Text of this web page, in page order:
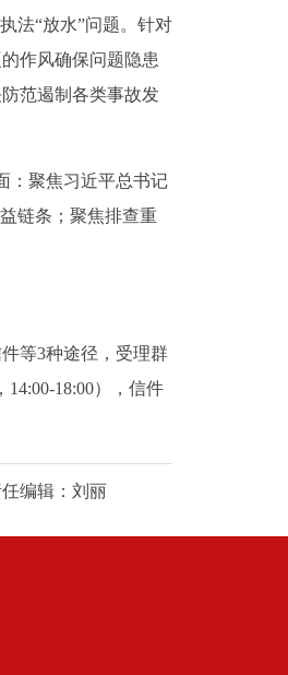
法“放水”问题。针对
作风确保问题隐患
范遏制各类事故发
：聚焦习近平总书记
链条；聚焦排查重
等3种途径，受理群
14:00-18:00），信件
编辑：刘丽